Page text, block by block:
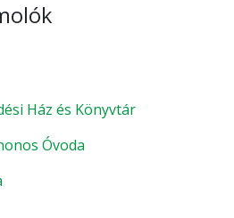
Ház és Könyvtár
Óvoda